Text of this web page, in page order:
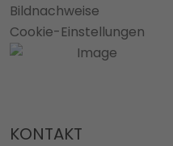
Bildnachweise
Cookie-Einstellungen
KONTAKT